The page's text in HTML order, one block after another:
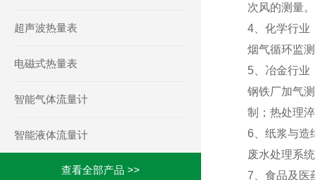
超声波热量表
电磁式热量表
智能气体流量计
智能液体流量计
查看全部产品 >>
次风的测量。
4、化学行业
烟气循环监
5、冶金行业
钢铁厂加气
制；热处理
6、纸浆与造
废水处理系
7、食品及医